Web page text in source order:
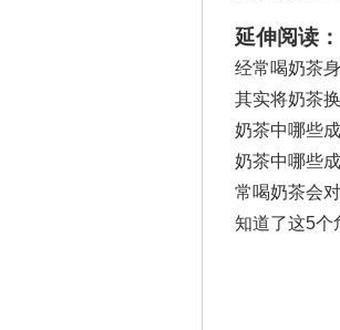
延伸阅读：
经常喝奶茶
其实将奶茶
奶茶中哪些
奶茶中哪些
常喝奶茶会
知道了这5个